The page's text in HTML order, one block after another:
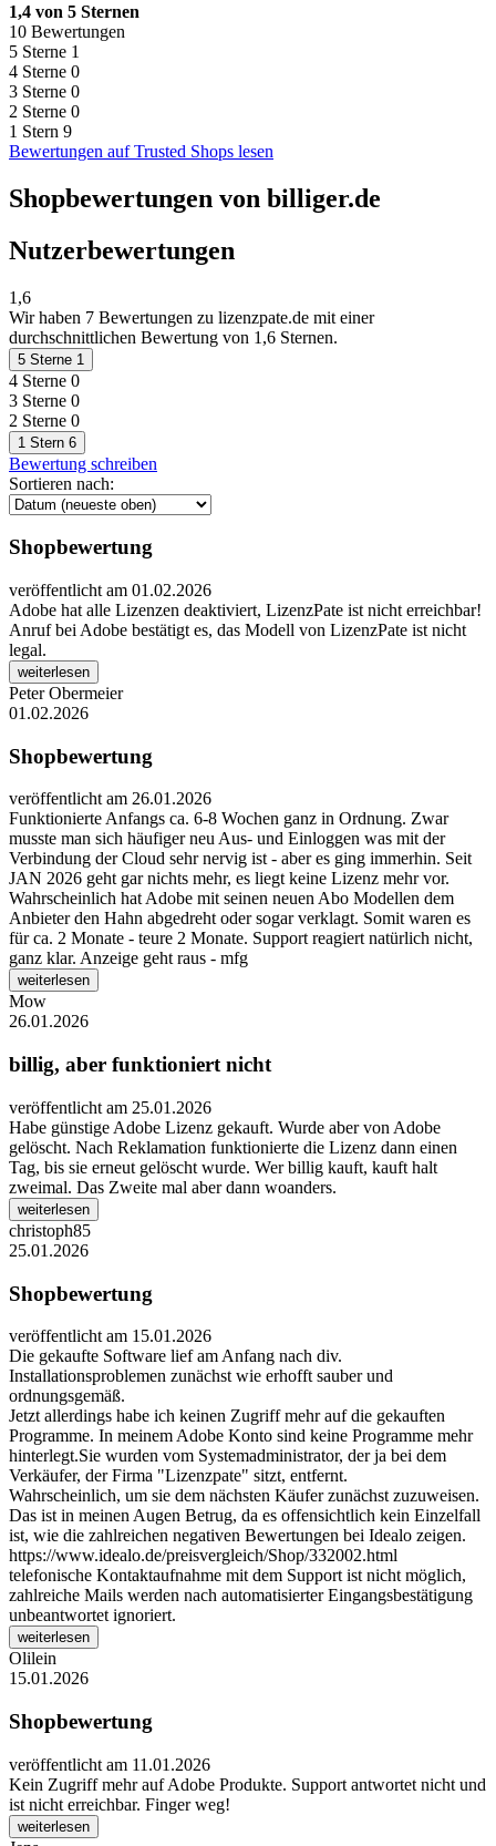
1,4 von 5 Sternen
10 Bewertungen
5 Sterne 1
4 Sterne 0
3 Sterne 0
2 Sterne 0
1 Stern 9
Bewertungen auf Trusted Shops lesen
Shopbewertungen von billiger.de
Nutzerbewertungen
1,6
Wir haben 7 Bewertungen zu lizenzpate.de mit einer
durchschnittlichen Bewertung von 1,6 Sternen.
5 Sterne 1
4 Sterne 0
3 Sterne 0
2 Sterne 0
1 Stern 6
Bewertung schreiben
Sortieren nach:
Shopbewertung
veröffentlicht am 01.02.2026
Adobe hat alle Lizenzen deaktiviert, LizenzPate ist nicht erreichbar!
Anruf bei Adobe bestätigt es, das Modell von LizenzPate ist nicht
legal.
weiterlesen
Peter Obermeier
01.02.2026
Shopbewertung
veröffentlicht am 26.01.2026
Funktionierte Anfangs ca. 6-8 Wochen ganz in Ordnung. Zwar
musste man sich häufiger neu Aus- und Einloggen was mit der
Verbindung der Cloud sehr nervig ist - aber es ging immerhin. Seit
JAN 2026 geht gar nichts mehr, es liegt keine Lizenz mehr vor.
Wahrscheinlich hat Adobe mit seinen neuen Abo Modellen dem
Anbieter den Hahn abgedreht oder sogar verklagt. Somit waren es
für ca. 2 Monate - teure 2 Monate. Support reagiert natürlich nicht,
ganz klar. Anzeige geht raus - mfg
weiterlesen
Mow
26.01.2026
billig, aber funktioniert nicht
veröffentlicht am 25.01.2026
Habe günstige Adobe Lizenz gekauft. Wurde aber von Adobe
gelöscht. Nach Reklamation funktionierte die Lizenz dann einen
Tag, bis sie erneut gelöscht wurde. Wer billig kauft, kauft halt
zweimal. Das Zweite mal aber dann woanders.
weiterlesen
christoph85
25.01.2026
Shopbewertung
veröffentlicht am 15.01.2026
Die gekaufte Software lief am Anfang nach div.
Installationsproblemen zunächst wie erhofft sauber und
ordnungsgemäß.
Jetzt allerdings habe ich keinen Zugriff mehr auf die gekauften
Programme. In meinem Adobe Konto sind keine Programme mehr
hinterlegt.Sie wurden vom Systemadministrator, der ja bei dem
Verkäufer, der Firma "Lizenzpate" sitzt, entfernt.
Wahrscheinlich, um sie dem nächsten Käufer zunächst zuzuweisen.
Das ist in meinen Augen Betrug, da es offensichtlich kein Einzelfall
ist, wie die zahlreichen negativen Bewertungen bei Idealo zeigen.
https://www.idealo.de/preisvergleich/Shop/332002.html
telefonische Kontaktaufnahme mit dem Support ist nicht möglich,
zahlreiche Mails werden nach automatisierter Eingangsbestätigung
unbeantwortet ignoriert.
weiterlesen
Olilein
15.01.2026
Shopbewertung
veröffentlicht am 11.01.2026
Kein Zugriff mehr auf Adobe Produkte. Support antwortet nicht und
ist nicht erreichbar. Finger weg!
weiterlesen